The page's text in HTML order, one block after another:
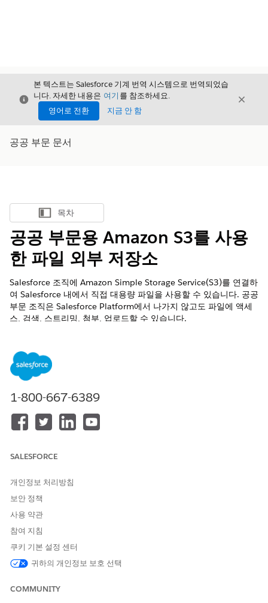
닫기
본 텍스트는 Salesforce 기계 번역 시스템으로 번역되었습
니다. 자세한 내용은 여기 를 참조하세요.
영어로 전환
지금 안 함
닫기
공공 부문 문서
목차 표시
목차
공공 부문용 Amazon S3를 사용
한 파일 외부 저장소
Salesforce 조직에 Amazon Simple Storage Service(S3)를 연결하
여 Salesforce 내에서 직접 대용량 파일을 사용할 수 있습니다. 공공
부문 조직은 Salesforce Platform에서 나가지 않고도 파일에 액세
스, 검색, 스트리밍, 첨부, 업로드할 수 있습니다.
지원되는 제품 버전 보기
Salesforce 응용 프로그램 및 문서에서 공공 부문 솔루션에 대한
규정 준수 요구 사항을 충족하기 위해 공공 부문 조직은 대용량 파
일(페타바이트 이상)을 관리하고 저장해야 하는 경우가 많습니다.
예를 들어, 조사 사례에 대해 작업하는 사례담당자 및 기타 이해당
사자는 많은 양의 비디오 또는 미디어 파일과 문서를 포함하는 디지
털 증거를 저장해야 합니다. 이 증거는 카메라 영상, 조사 녹음, IoT
장치 등 다양한 소스에서 가져올 수 있습니다.
즈니스 사용자가 다음을 수행할 수 있습니다.
1-800-667-6389
SALESFORCE
개인정보 처리방침
보안 정책
사용 약관
참여 지침
쿠키 기본 설정 센터
귀하의 개인정보 보호 선택
COMMUNITY